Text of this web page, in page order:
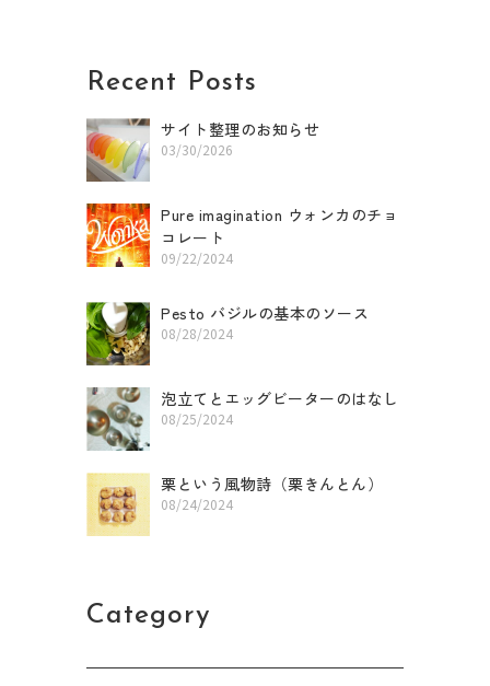
r
a
o
k
p
e
Recent Posts
サイト整理のお知らせ
03/30/2026
Pure imagination ウォンカのチョ
コレート
09/22/2024
Pesto バジルの基本のソース
08/28/2024
泡立てとエッグビーターのはなし
08/25/2024
栗という風物詩（栗きんとん）
08/24/2024
Category